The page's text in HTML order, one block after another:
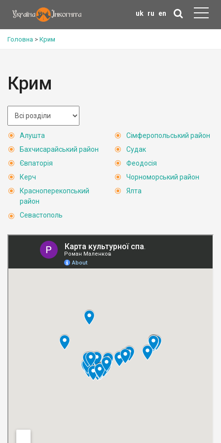
uk ru en
Головна > Крим
Крим
Алушта
Бахчисарайський район
Євпаторія
Керч
Красноперекопський
район
Севастополь
Сімферопольський район
Судак
Феодосія
Чорноморський район
Ялта